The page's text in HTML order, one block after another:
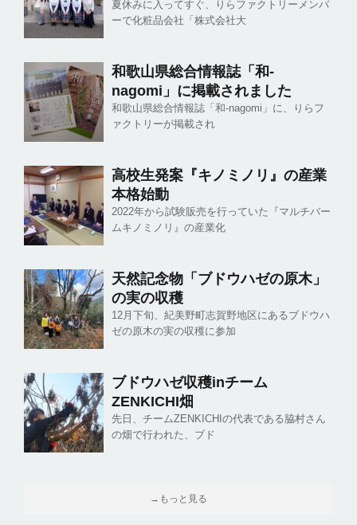
夏休みに入ってすぐ、りらファクトリーメンバ
ーで化粧品会社「株式会社大
和歌山県総合情報誌「和-
nagomi」に掲載されました
和歌山県総合情報誌「和-nagomi」に、りらフ
ァクトリーが掲載され
高校生発案『キノミノリ』の産業
本格始動
2022年から試験販売を行っていた『マルチバー
ムキノミノリ』の産業化
天然記念物「ブドウハゼの原木」
の実の収穫
12月下旬、紀美野町志賀野地区にあるブドウハ
ゼの原木の実の収穫に参加
ブドウハゼ収穫inチーム
ZENKICHI畑
先日、チームZENKICHIの代表である脇村さん
の畑で行われた、ブド
→もっと見る